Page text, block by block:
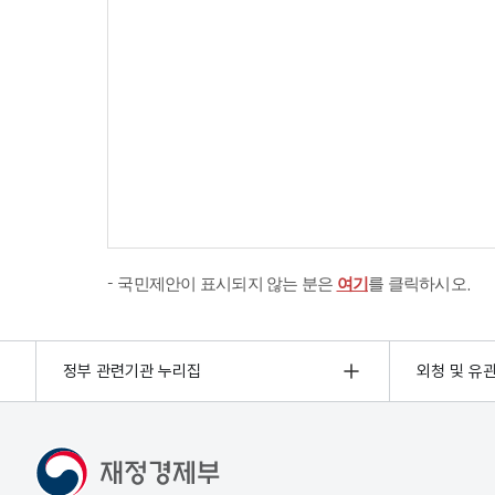
국민제안이 표시되지 않는 분은 여기를 클릭하시오.
정부 관련기관 누리집 외청 및 유